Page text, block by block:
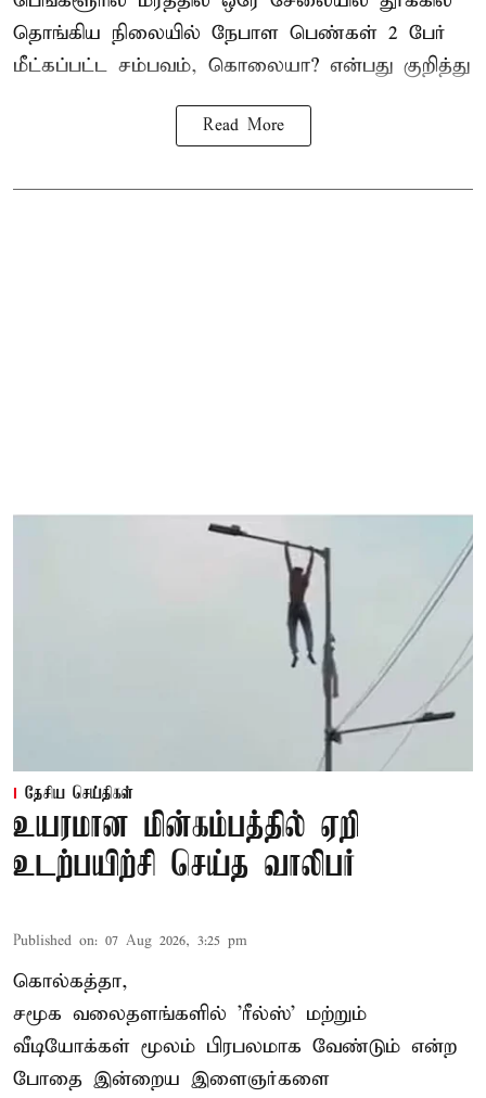
தொங்கிய நிலையில் நேபாள பெண்கள் 2 பேர்
மீட்கப்பட்ட சம்பவம், கொலையா? என்பது குறித்து
Read More
தேசிய செய்திகள்
உயரமான மின்கம்பத்தில் ஏறி
உடற்பயிற்சி செய்த வாலிபர்
Published on: 07 Aug 2026, 3:25 pm
கொல்கத்தா,
சமூக வலைதளங்களில் 'ரீல்ஸ்' மற்றும்
வீடியோக்கள் மூலம் பிரபலமாக வேண்டும் என்ற
போதை இன்றைய இளைஞர்களை